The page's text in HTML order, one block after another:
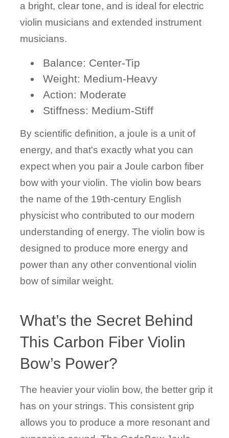
a bright, clear tone, and is ideal for electric
violin musicians and extended instrument
musicians.
Balance: Center-Tip
Weight: Medium-Heavy
Action: Moderate
Stiffness: Medium-Stiff
By scientific definition, a joule is a unit of
energy, and that's exactly what you can
expect when you pair a Joule carbon fiber
bow with your violin. The violin bow bears
the name of the 19th-century English
physicist who contributed to our modern
understanding of energy. The violin bow is
designed to produce more energy and
power than any other conventional violin
bow of similar weight.
What’s the Secret Behind
This Carbon Fiber Violin
Bow’s Power?
The heavier your violin bow, the better grip it
has on your strings. This consistent grip
allows you to produce a more resonant and